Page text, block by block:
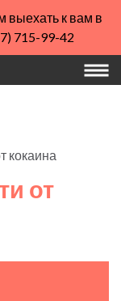
выехать к вам в
715-99-42
кокаина
от